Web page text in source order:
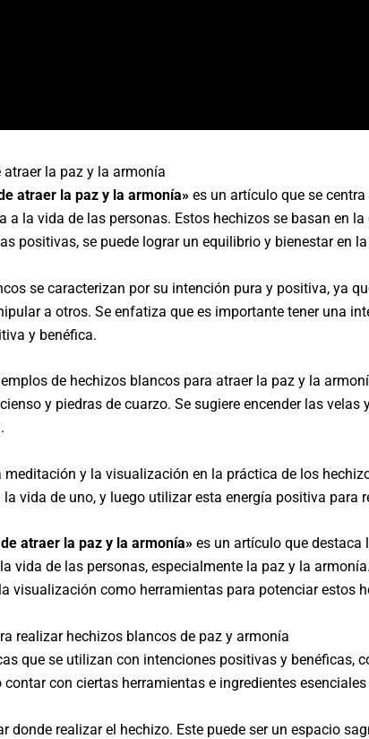
la paz y la armonía
atraer la paz y la armonía» es un artículo que se
a la vida de las personas. Estos hechizos se basan en
positivas, se puede lograr un equilibrio y bienestar en
se caracterizan por su intención pura y positiva, ya
a otros. Se enfatiza que es importante tener una
y benéfica.
de hechizos blancos para atraer la paz y la
y piedras de cuarzo. Se sugiere encender las
y la visualización en la práctica de los
vida de uno, y luego utilizar esta energía positiva para
atraer la paz y la armonía» es un artículo que destaca
vida de las personas, especialmente la paz y la
visualización como herramientas para potenciar estos
realizar hechizos blancos de paz y armonía
que se utilizan con intenciones positivas y benéficas,
con ciertas herramientas e ingredientes
donde realizar el hechizo. Este puede ser un espacio